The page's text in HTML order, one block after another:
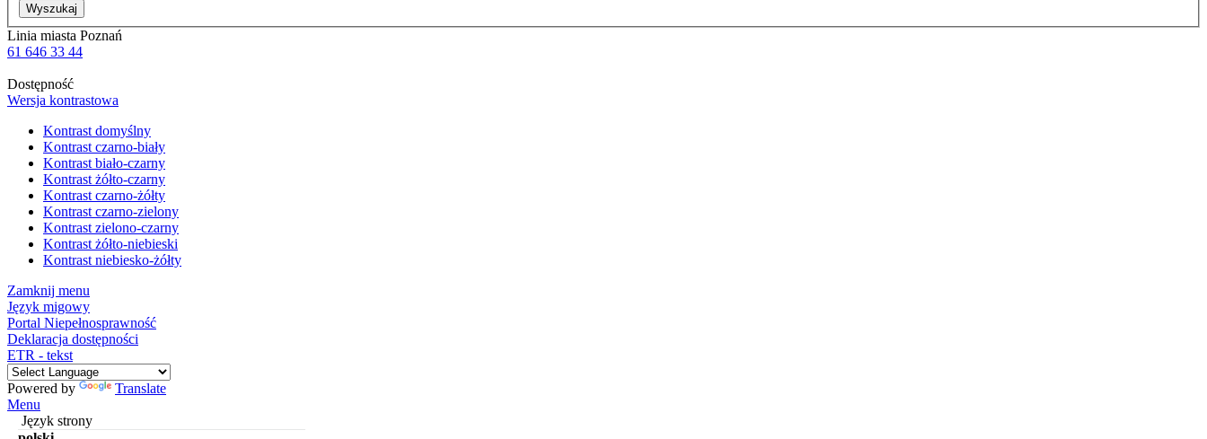
Wyszukaj
Linia miasta Poznań
61 646 33 44
Dostępność
Wersja kontrastowa
Kontrast domyślny
Kontrast czarno-biały
Kontrast biało-czarny
Kontrast żółto-czarny
Kontrast czarno-żółty
Kontrast czarno-zielony
Kontrast zielono-czarny
Kontrast żółto-niebieski
Kontrast niebiesko-żółty
Zamknij menu
Język migowy
Portal Niepełnosprawność
Deklaracja dostępności
ETR - tekst
Powered by
Translate
Menu
Język strony